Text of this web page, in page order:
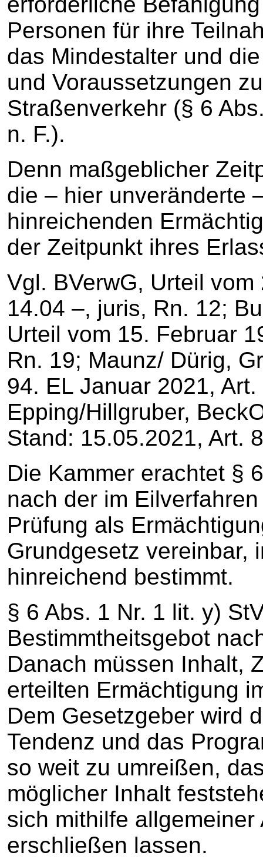
Personen für ihre
das Mindestalter und
und Voraussetzungen
Straßenverkehr (§ 6
n. F.).
Denn maßgeblicher
die – hier unveränderte
hinreichenden
der Zeitpunkt ihres
Vgl. BVerwG, Urteil
14.04 –, juris, Rn. 12;
Urteil vom 15. Februar
Rn. 19; Maunz/ Dürig,
94. EL Januar 2021,
Epping/Hillgruber,
Stand: 15.05.2021, Art.
Die Kammer erachtet §
nach der im
Prüfung als
Grundgesetz vereinbar,
hinreichend bestimmt.
§ 6 Abs. 1 Nr. 1 lit. y)
Bestimmtheitsgebot
Danach müssen Inhalt,
erteilten Ermächtigung
Dem Gesetzgeber wird
Tendenz und das
so weit zu umreißen,
möglicher Inhalt
sich mithilfe
erschließen lassen.